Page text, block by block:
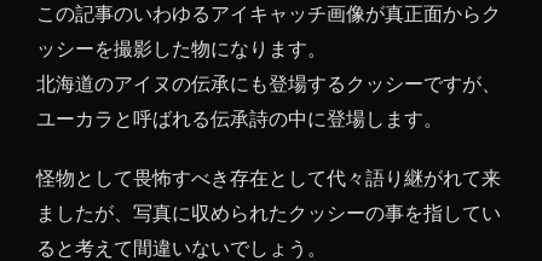
クッ
シー
の正
1.4
米軍
はク
この記事のいわゆるアイキャッチ画像が真正面からク
ッシーを撮影した物になります。
北海道のアイヌの伝承にも登場するクッシーですが、
ユーカラと呼ばれる伝承詩の中に登場します。
怪物として畏怖すべき存在として代々語り継がれて来
ましたが、写真に収められたクッシーの事を指してい
ると考えて間違いないでしょう。